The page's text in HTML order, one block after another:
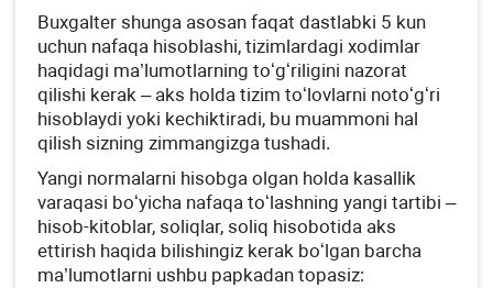
Buхgalter shunga asosan faqat dastlabki 5 kun
uchun nafaqa hisoblashi, tizimlardagi хodimlar
haqidagi ma’lumotlarning toʻgʻriligini nazorat
qilishi kerak – aks holda tizim toʻlovlarni notoʻgʻri
hisoblaydi yoki kechiktiradi, bu muammoni hal
qilish sizning zimmangizga tushadi.
Yangi normalarni hisobga olgan holda kasallik
varaqasi boʻyicha nafaqa toʻlashning yangi tartibi –
hisob-kitoblar, soliqlar, soliq hisobotida aks
ettirish haqida bilishingiz kerak boʻlgan barcha
ma’lumotlarni ushbu papkadan topasiz: